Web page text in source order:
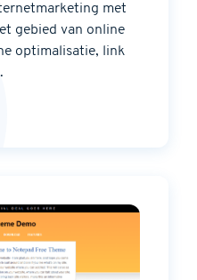
met
gebied van online
optimalisatie, link